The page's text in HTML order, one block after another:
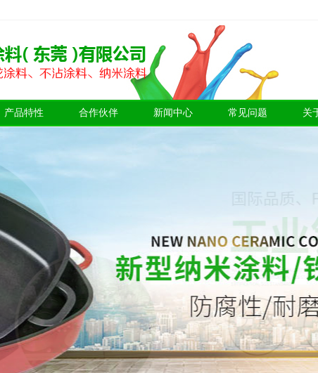
产品特性 合作伙伴 新闻中心 常见问题 关